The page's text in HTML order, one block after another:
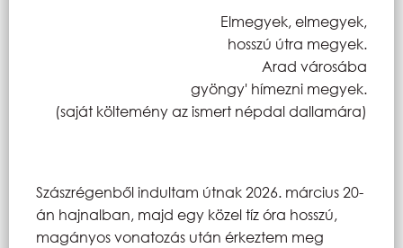
Elmegyek, elmegyek,
hosszú útra megyek.
Arad városába
gyöngy' hímezni megyek.
(saját költemény az ismert népdal dallamára)
Szászrégenből indultam útnak 2026. március 20-
án hajnalban, majd egy közel tíz óra hosszú,
magányos vonatozás után érkeztem meg